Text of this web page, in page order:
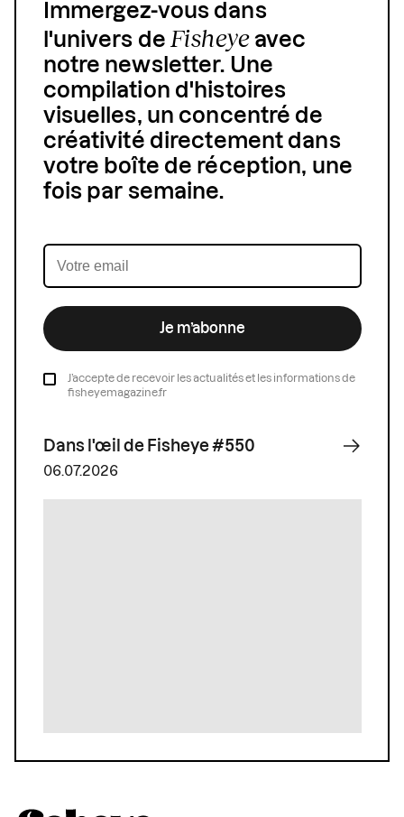
Immergez-vous dans
l'univers deFisheyeavec
notre newsletter. Une
compilation d'histoires
visuelles, un concentré de
créativité directement dans
votre boîte de réception, une
fois par semaine.
Je m’abonne
J’accepte de recevoir les actualités et les informations de
fisheyemagazine.fr
Dans l'œil de Fisheye #550
06.07.2026